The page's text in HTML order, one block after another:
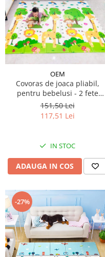
OEM
Covoras de joaca pliabil,
pentru bebelusi - 2 fete
girafa/numere ,180/200/0.8cm
151,50 Lei
117,51 Lei
IN STOC
ADAUGA IN COS
-27%